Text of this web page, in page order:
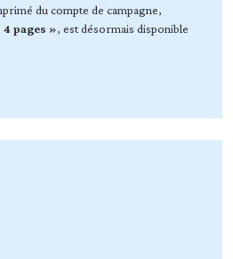
du compte de campagne,
4 pages », est désormais disponible